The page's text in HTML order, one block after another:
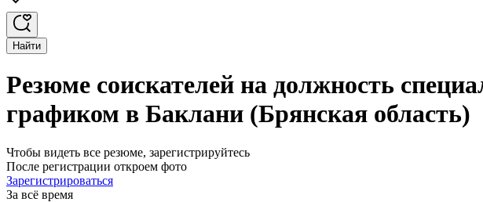
Найти
Резюме соискателей на должность
графиком в Баклани (Брянская область)
Чтобы видеть все резюме, зарегистрируйтесь
После регистрации откроем фото
Зарегистрироваться
За всё время